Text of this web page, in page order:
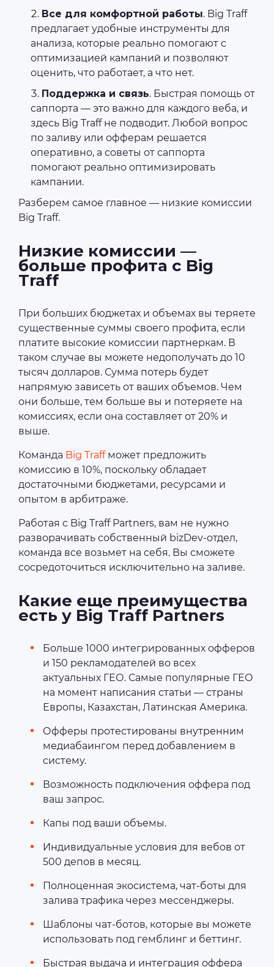
Все для комфортной работы. Big Traff
предлагает удобные инструменты для
анализа, которые реально помогают с
оптимизацией кампаний и позволяют
оценить, что работает, а что нет.
Поддержка и связь. Быстрая помощь от
саппорта — это важно для каждого веба, и
здесь Big Traff не подводит. Любой вопрос
по заливу или офферам решается
оперативно, а советы от саппорта
помогают реально оптимизировать
кампании.
Разберем самое главное — низкие комиссии
Big Traff.
Низкие комиссии —
больше профита с Big
Traff
При больших бюджетах и объемах вы теряете
существенные суммы своего профита, если
платите высокие комиссии партнеркам. В
таком случае вы можете недополучать до 10
тысяч долларов. Сумма потерь будет
напрямую зависеть от ваших объемов. Чем
они больше, тем больше вы и потеряете на
комиссиях, если она составляет от 20% и
выше.
Команда Big Traffможет предложить
комиссию в 10%, поскольку обладает
достаточными бюджетами, ресурсами и
опытом в арбитраже.
Работая с Big Traff Partners, вам не нужно
разворачивать собственный bizDev-отдел,
команда все возьмет на себя. Вы сможете
сосредоточиться исключительно на заливе.
Какие еще преимущества
есть у Big Traff Partners
Больше 1000 интегрированных офферов
и 150 рекламодателей во всех
актуальных ГЕО. Самые популярные ГЕО
на момент написания статьи — страны
Европы, Казахстан, Латинская Америка.
Офферы протестированы внутренним
медиабаингом перед добавлением в
систему.
Возможность подключения оффера под
ваш запрос.
Капы под ваши объемы.
Индивидуальные условия для вебов от
500 депов в месяц.
Полноценная экосистема, чат-боты для
залива трафика через мессенджеры.
Шаблоны чат-ботов, которые вы можете
использовать под гемблинг и беттинг.
Быстрая выдача и интеграция оффера